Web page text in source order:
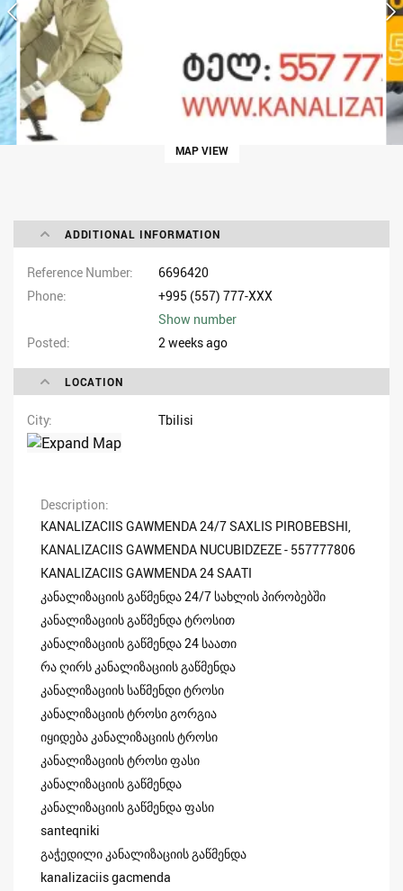
MAP VIEW
ADDITIONAL INFORMATION
Reference Number
6696420
Phone
+995 (557) 777-XXX
Show number
Posted
2 weeks ago
LOCATION
City Tbilisi
Description
KANALIZACIIS GAWMENDA 24/7 SAXLIS PIROBEBSHI,
KANALIZACIIS GAWMENDA NUCUBIDZEZE - 557777806
KANALIZACIIS GAWMENDA 24 SAATI
კანალიზაციის გაწმენდა 24/7 სახლის პირობებში
კანალიზაციის გაწმენდა ტროსით
კანალიზაციის გაწმენდა 24 საათი
რა ღირს კანალიზაციის გაწმენდა
კანალიზაციის საწმენდი ტროსი
კანალიზაციის ტროსი გორგია
იყიდება კანალიზაციის ტროსი
კანალიზაციის ტროსი ფასი
კანალიზაციის გაწმენდა
კანალიზაციის გაწმენდა ფასი
santeqniki
გაჭედილი კანალიზაციის გაწმენდა
kanalizaciis gacmenda